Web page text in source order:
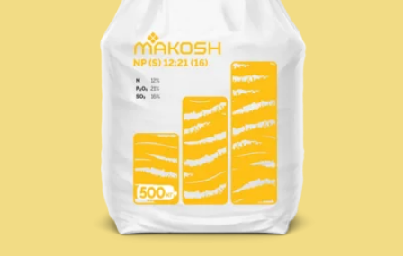
Ви ознайомилися та погоджуєтеся з політикою
захисту персональних даних.
Подати заявку зараз